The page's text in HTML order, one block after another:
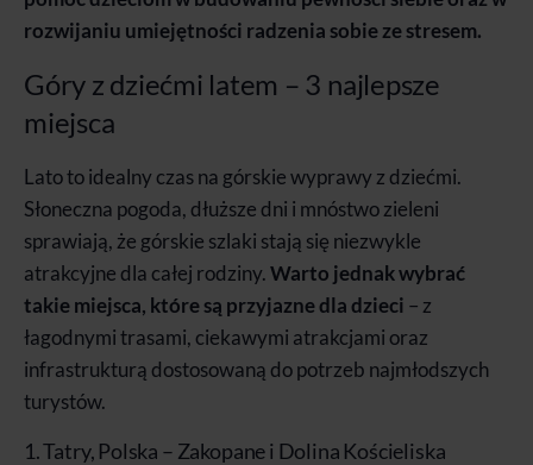
rozwijaniu umiejętności radzenia sobie ze stresem.
Góry z dziećmi latem – 3 najlepsze
miejsca
Lato to idealny czas na górskie wyprawy z dziećmi.
Słoneczna pogoda, dłuższe dni i mnóstwo zieleni
sprawiają, że górskie szlaki stają się niezwykle
atrakcyjne dla całej rodziny.Warto jednak wybrać
takie miejsca, które są przyjazne dla dzieci – z
łagodnymi trasami, ciekawymi atrakcjami oraz
infrastrukturą dostosowaną do potrzeb najmłodszych
turystów.
1. Tatry, Polska – Zakopane i Dolina Kościeliska